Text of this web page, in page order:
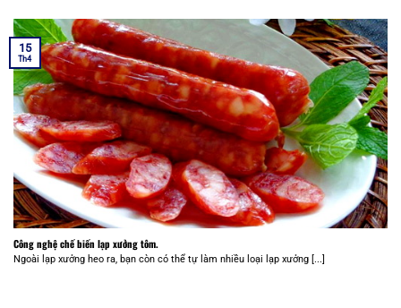
Công nghệ chế biến lạp xưởng tôm.
Ngoài lạp xưởng heo ra, bạn còn có thể tự làm nhiều loại lạp xưởng [...]
15
Th4